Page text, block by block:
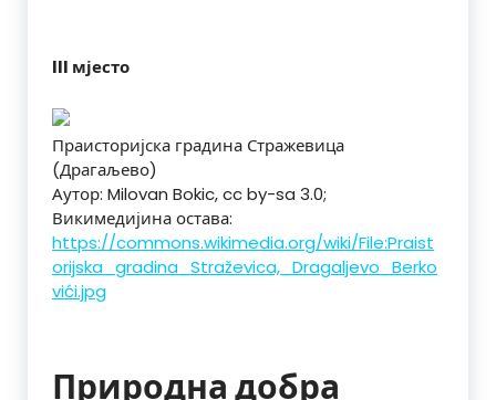
III мјесто
Праисторијска градина Стражевица
(Драгаљево)
Аутор: Milovan Bokic, cc by-sa 3.0;
Викимедијина остава:
https://commons.wikimedia.org/wiki/File:Praist
orijska_gradina_Straževica,_Dragaljevo_Berko
vići.jpg
Природна добра